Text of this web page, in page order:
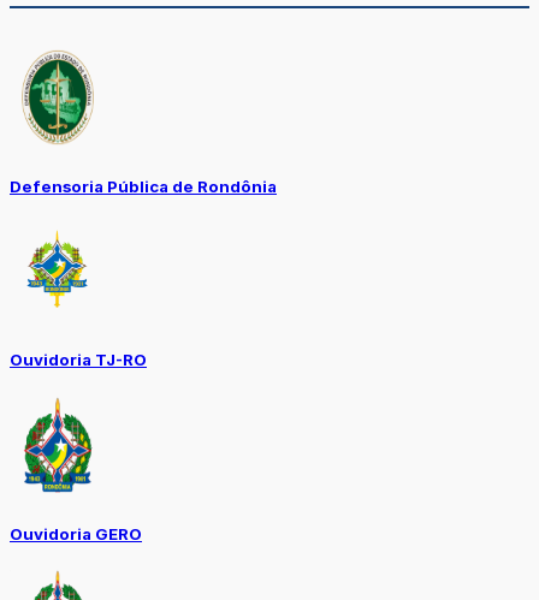
Defensoria Pública de Rondônia
Ouvidoria TJ-RO
Ouvidoria GERO